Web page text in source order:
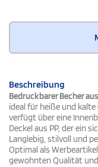
Beschreibung
Bedruckbarer Becher
ideal für heiße und
verfügt über eine
Deckel aus PP, der ein
Langlebig, stilvoll und
Optimal als
gewohnten Qualität